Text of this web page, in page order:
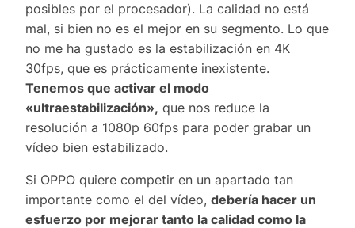
posibles por el procesador). La calidad no está
mal, si bien no es el mejor en su segmento. Lo que
no me ha gustado es la estabilización en 4K
30fps, que es prácticamente inexistente.
Tenemos que activar el modo
«ultraestabilización», que nos reduce la
resolución a 1080p 60fps para poder grabar un
vídeo bien estabilizado.
Si OPPO quiere competir en un apartado tan
importante como el del vídeo, debería hacer un
esfuerzo por mejorar tanto la calidad como la